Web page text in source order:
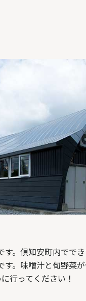
。倶知安町内でで
。味噌汁と旬野菜
行ってください！